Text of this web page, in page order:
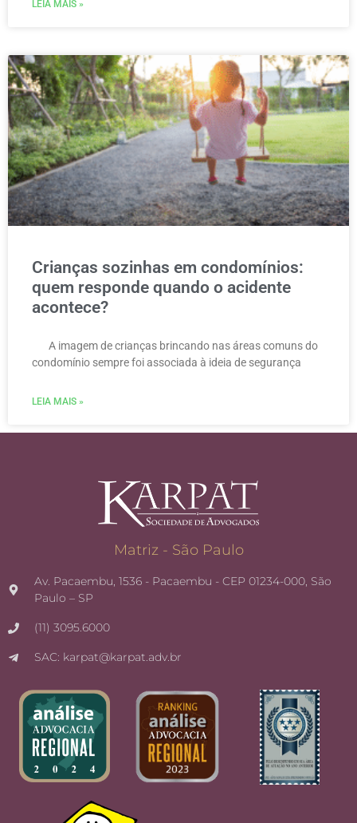
LEIA MAIS »
Crianças sozinhas em condomínios:
quem responde quando o acidente
acontece?
A imagem de crianças brincando nas áreas comuns do
condomínio sempre foi associada à ideia de segurança
LEIA MAIS »
Matriz - São Paulo
Av. Pacaembu, 1536 - Pacaembu - CEP 01234-000, São
Paulo – SP
(11) 3095.6000
SAC: karpat@karpat.adv.br